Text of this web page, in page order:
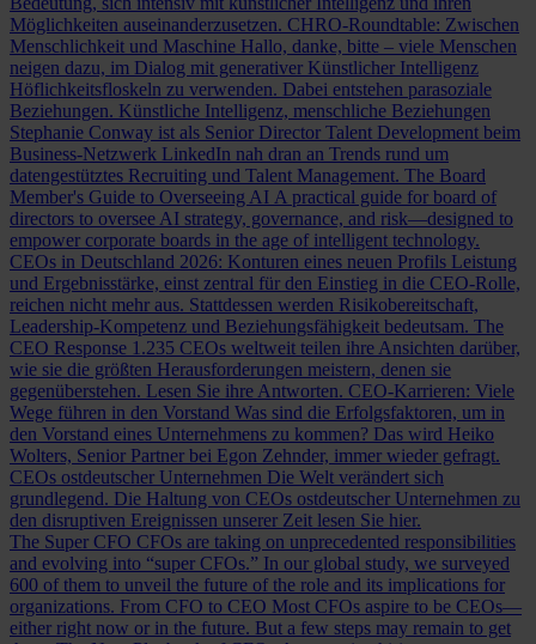
Möglichkeiten auseinanderzusetzen. CHRO-Roundtable: Zwischen
Menschlichkeit und Maschine Hallo, danke, bitte – viele Menschen
neigen dazu, im Dialog mit generativer Künstlicher Intelligenz
Höflichkeitsfloskeln zu verwenden. Dabei entstehen parasoziale
Beziehungen. Künstliche Intelligenz, menschliche Beziehungen
Stephanie Conway ist als Senior Director Talent Development beim
Business-Netzwerk LinkedIn nah dran an Trends rund um
datengestütztes Recruiting und Talent Management. The Board
Member's Guide to Overseeing AI A practical guide for board of
directors to oversee AI strategy, governance, and risk—designed to
empower corporate boards in the age of intelligent technology.
CEOs in Deutschland 2026: Konturen eines neuen Profils Leistung
und Ergebnisstärke, einst zentral für den Einstieg in die CEO-Rolle,
reichen nicht mehr aus. Stattdessen werden Risikobereitschaft,
Leadership-Kompetenz und Beziehungsfähigkeit bedeutsam. The
CEO Response 1.235 CEOs weltweit teilen ihre Ansichten darüber,
wie sie die größten Herausforderungen meistern, denen sie
gegenüberstehen. Lesen Sie ihre Antworten. CEO-Karrieren: Viele
Wege führen in den Vorstand Was sind die Erfolgsfaktoren, um in
den Vorstand eines Unternehmens zu kommen? Das wird Heiko
Wolters, Senior Partner bei Egon Zehnder, immer wieder gefragt.
CEOs ostdeutscher Unternehmen Die Welt verändert sich
grundlegend. Die Haltung von CEOs ostdeutscher Unternehmen zu
den disruptiven Ereignissen unserer Zeit lesen Sie hier.
The Super CFO CFOs are taking on unprecedented responsibilities
and evolving into “super CFOs.” In our global study, we surveyed
600 of them to unveil the future of the role and its implications for
organizations. From CFO to CEO Most CFOs aspire to be CEOs—
either right now or in the future. But a few steps may remain to get